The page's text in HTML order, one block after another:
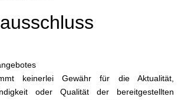
keinerlei Gewähr für die Aktualität,
oder Qualität der bereitgestellten